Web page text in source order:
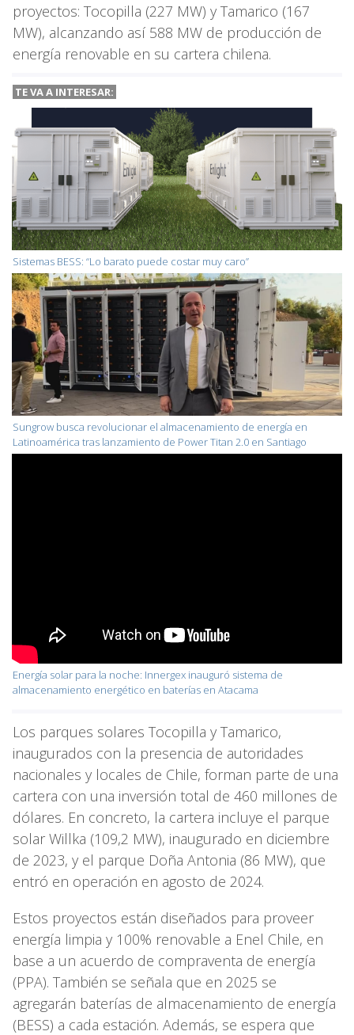
proyectos: Tocopilla (227 MW) y Tamarico (167
MW), alcanzando así 588 MW de producción de
energía renovable en su cartera chilena.
TE VA A INTERESAR:
Sistemas BESS: “Lo barato puede costar muy caro”
Sungrow busca revolucionar el almacenamiento de energía en
Latinoamérica tras lanzamiento de Power Titan 2.0 en Santiago
Energía solar para la noche: Innergex inauguró sistema de
almacenamiento energético en baterías en Atacama
Los parques solares Tocopilla y Tamarico,
inaugurados con la presencia de autoridades
nacionales y locales de Chile, forman parte de una
cartera con una inversión total de 460 millones de
dólares. En concreto, la cartera incluye el parque
solar Willka (109,2 MW), inaugurado en diciembre
de 2023, y el parque Doña Antonia (86 MW), que
entró en operación en agosto de 2024.
Estos proyectos están diseñados para proveer
energía limpia y 100% renovable a Enel Chile, en
base a un acuerdo de compraventa de energía
(PPA). También se señala que en 2025 se
agregarán baterías de almacenamiento de energía
(BESS) a cada estación. Además, se espera que